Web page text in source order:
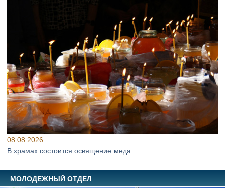
08.08.2026
В храмах состоится освящение меда
МОЛОДЕЖНЫЙ ОТДЕЛ